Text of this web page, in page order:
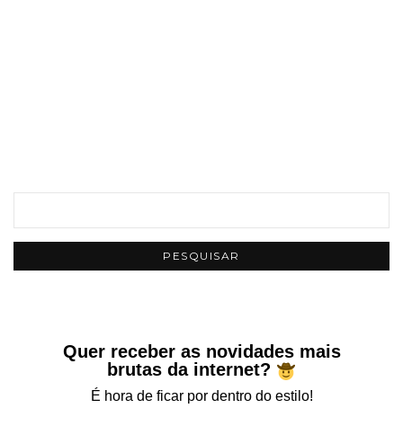
Quer receber as novidades mais
brutas da internet?
É hora de ficar por dentro do estilo!